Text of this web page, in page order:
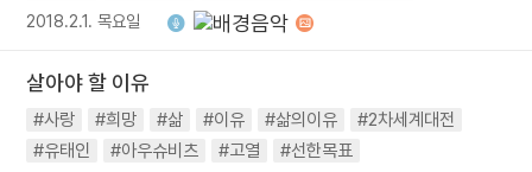
2018.2.1. 목요일
살아야 할 이유
#사랑 #희망 #삶 #이유 #삶의이유
#2차세계대전
#유태인
#아우슈비츠 #고열 #선한목표